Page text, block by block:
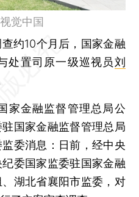
觉中国
约10个月后，国家金融
处置司原一级巡视员刘
金融监督管理总局公
国家金融监督管理总局
委消息：日前，经中央
委国家监委驻国家金融
湖北省襄阳市监委，对